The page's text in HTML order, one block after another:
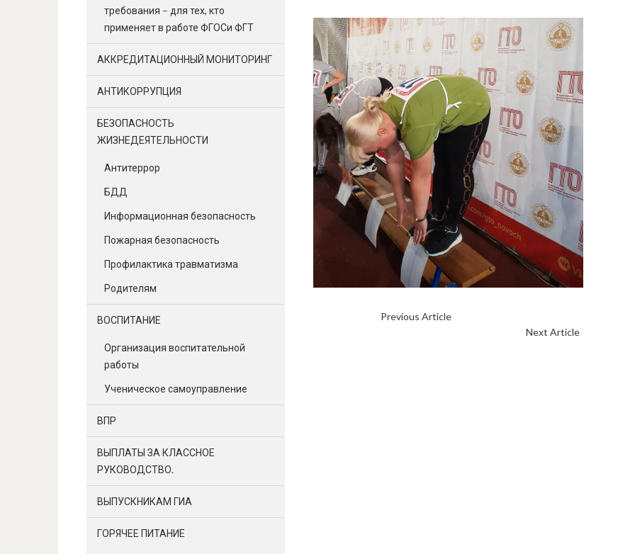
Previous ArticleКОМПЛЕКС ГТО КАК ОСНОВА
Next Article♾НАС
требования – для тех, кто
применяет в работе ФГОСи ФГТ
АККРЕДИТАЦИОННЫЙ МОНИТОРИНГ
АНТИКОРРУПЦИЯ
БЕЗОПАСНОСТЬ
ЖИЗНЕДЕЯТЕЛЬНОСТИ
Антитеррор
БДД
Информационная безопасность
Пожарная безопасность
Профилактика травматизма
Родителям
ВОСПИТАНИЕ
Организация воспитательной
работы
Ученическое самоуправление
ВПР
ВЫПЛАТЫ ЗА КЛАССНОЕ
РУКОВОДСТВО.
ВЫПУСКНИКАМ ГИА
ГОРЯЧЕЕ ПИТАНИЕ